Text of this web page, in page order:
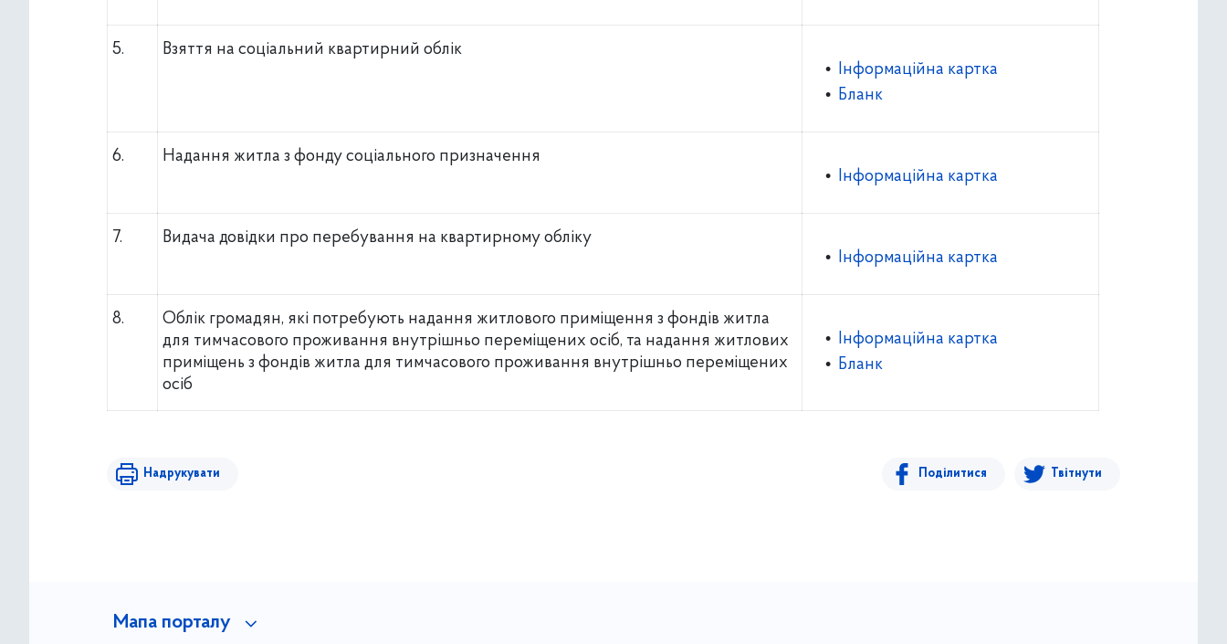
5. Взяття на соціальний квартирний облік
• Інформаційна картка
• Бланк
6. Надання житла з фонду соціального призначення
• Інформаційна картка
7. Видача довідки про перебування на квартирному обліку
• Інформаційна картка
8.
Облік громадян, які потребують надання житлового приміщення з фондів житла
для тимчасового проживання внутрішньо переміщених осіб, та надання житлових
приміщень з фондів житла для тимчасового проживання внутрішньо переміщених
осіб
• Інформаційна картка
• Бланк
Надрукувати Поділитися Твітнути
Мапа порталу